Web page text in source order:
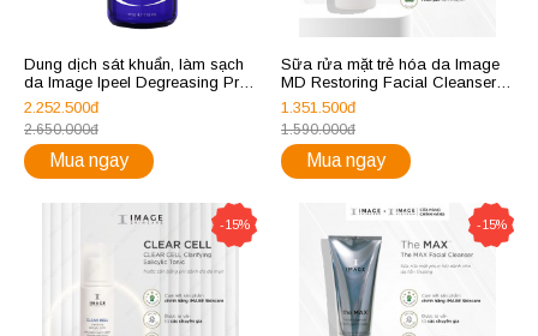
Dung dịch sát khuẩn, làm sạch
da Image Ipeel Degreasing Prep
Solution 118ml
2.252.500đ
2.650.000đ
Mua ngay
Sữa rửa mặt trẻ hóa da Image
MD Restoring Facial Cleanser
118ml
1.351.500đ
1.590.000đ
Mua ngay
-15% -15%